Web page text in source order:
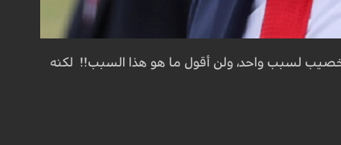
لسبب واحد، ولن أقول ما هو هذا السبب!! لكنه